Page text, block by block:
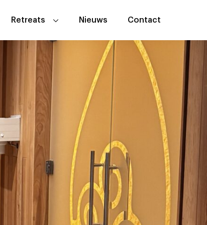
Retreats
Sacred Rhythm event
Andalusië Anders Yogaretreat
Algemene Voorwaarden
Yogaretreats
Nieuws Contact